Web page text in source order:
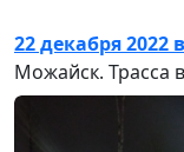
22 декабря 2022
Можайск. Трасса